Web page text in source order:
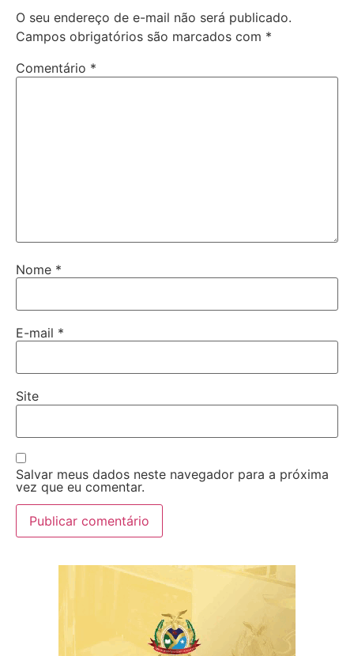
O seu endereço de e-mail não será publicado.
Campos obrigatórios são marcados com *
Comentário *
Nome *
E-mail *
Site
Salvar meus dados neste navegador para a próxima
vez que eu comentar.